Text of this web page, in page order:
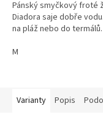
Pánský smyčkový froté
Diadora saje dobře
na pláž nebo do termálů.
M
Varianty Popis